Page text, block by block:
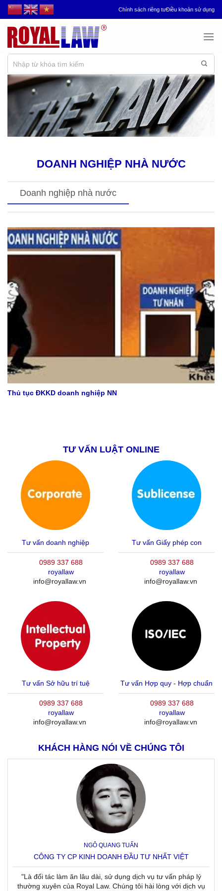
Chuyển
đến
nội
dung
Chính sách riêng tưĐiều khoản sử dụng
DOANH NGHIỆP NHÀ NƯỚC
Doanh nghiệp nhà nước
Thủ tục ĐKKD doanh nghiệp NN
TƯ VẤN LUẬT ONLINE
Tư vấn doanh nghiệp
0989 337 688
royallaw
info@royallaw.vn
Tư vấn Giấy phép con
0989 337 688
royallaw
info@royallaw.vn
Tư vấn Sở hữu trí tuệ
0989 337 688
royallaw
info@royallaw.vn
Tư vấn Hợp quy - Hợp chuẩn
0989 337 688
royallaw
info@royallaw.vn
KHÁCH HÀNG NÓI VỀ CHÚNG TÔI
NGÔ QUANG TUẤN
CÔNG TY CP KINH DOANH ĐẦU TƯ NHẤT VIỆT
"Là đối tác làm ăn lâu dài, sử dụng dịch vụ tư vấn pháp lý
thường xuyên của Royal Law. Chúng tôi hài lòng với dịch vụ